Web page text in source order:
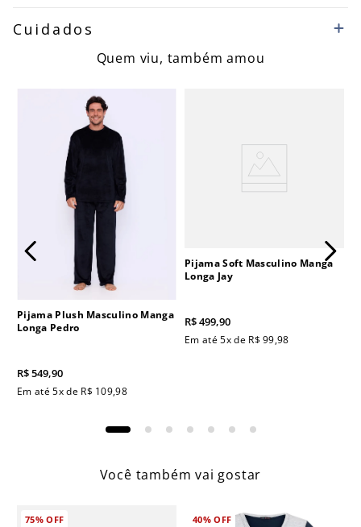
Cuidados
Quem viu, também amou
Pijama Plush Masculino Manga
Longa Pedro
R$549,90
Em até5x de R$ 109,98
Pijama Soft Masculino Manga
Longa Jay
R$499,90
Em até5x de R$ 99,98
Você também vai gostar
75%OFF 40%OFF